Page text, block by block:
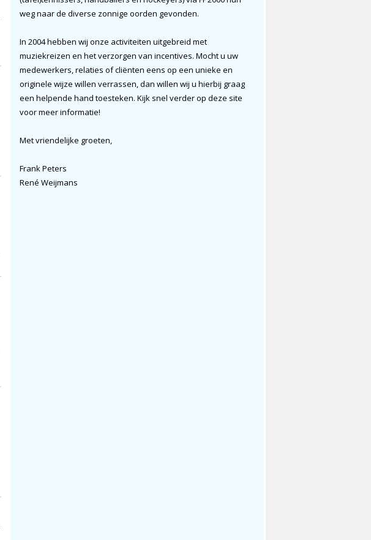
weg naar de diverse zonnige oorden gevonden.
In 2004 hebben wij onze activiteiten uitgebreid met
muziekreizen en het verzorgen van incentives. Mocht u uw
medewerkers, relaties of cliënten eens op een unieke en
originele wijze willen verrassen, dan willen wij u hierbij graag
een helpende hand toesteken. Kijk snel verder op deze site
voor meer informatie!
Met vriendelijke groeten,
Frank Peters
René Weijmans